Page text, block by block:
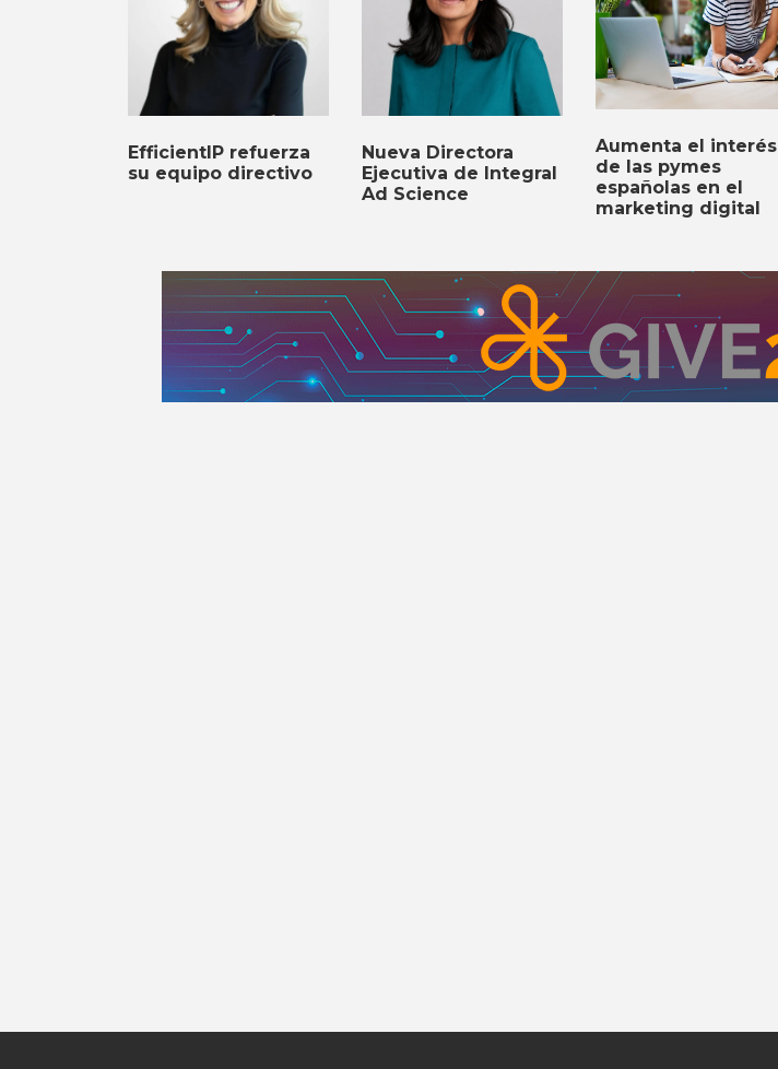
EfficientIP refuerza
su equipo directivo
Nueva Directora
Ejecutiva de Integral
Ad Science
Aumenta el interés
de las pymes
españolas en el
marketing digital